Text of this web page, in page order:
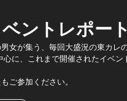
ントレポート
女が集う、毎回大盛況の東カレの
心に、これまで開催されたイベ
ご参加ください。